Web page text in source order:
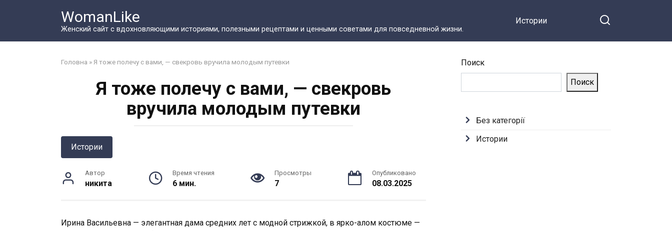
WomanLike
Женский сайт с вдохновляющими историями, полезными рецептами и ценными советами для повседневной жизни.
Истории
Головна » Я тоже полечу с вами, — свекровь вручила молодым путевки
Я тоже полечу с вами, — свекровь
вручила молодым путевки
Истории
Автор
никита
Время чтения
6 мин.
Просмотры
7
Опубликовано
08.03.2025
Ирина Васильевна — элегантная дама средних лет с модной стрижкой, в ярко-алом костюме —
Поиск
Поиск
Без категорії
Истории